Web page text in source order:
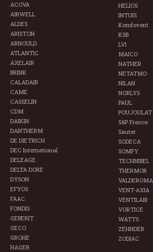
ACOVA
AIRWELL
ALDES
ARISTON
ARNOULD
ATLANTIC
AXELAIR
BRINK
CALADAIR
CAME
CASSELIN
CDM
DAIKIN
DANTHERM
DE DIETRICH
DEC International
DELEAGE
DELTA DORE
DYSON
EFYOS
FAAC
FONDIS
GEBERIT
GECO
GROHE
HAGER
HELIOS
INTUIS
Komfovent
KSB
LVI
MAICO
NATHER
NETATMO
NILAN
NORLYS
PAUL
POUJOULAT
S&P France
Sauter
SODECA
SOMFY
TECHNIBEL
THERMOR
VALDEROMA
VENT-AXIA
VENTILAIR
VORTICE
WATTS
ZEHNDER
ZODIAC